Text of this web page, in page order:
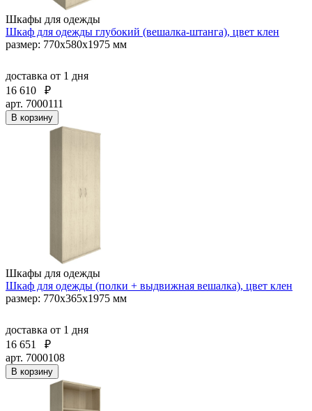
Шкафы для одежды
Шкаф для одежды глубокий (вешалка-штанга), цвет клен
размер: 770х580х1975 мм
доставка от 1 дня
16 610
₽
арт. 7000111
В корзину
Шкафы для одежды
Шкаф для одежды (полки + выдвижная вешалка), цвет клен
размер: 770х365х1975 мм
доставка от 1 дня
16 651
₽
арт. 7000108
В корзину